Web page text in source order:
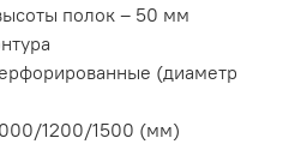
полок – 50 мм
(диаметр
1200/1500 (мм)